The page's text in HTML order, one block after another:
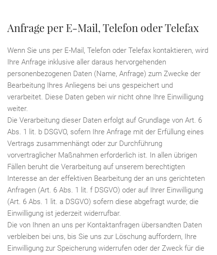
Anfrage per E-Mail, Telefon oder Telefax
Wenn Sie uns per E-Mail, Telefon oder Telefax kontaktieren, wird
Ihre Anfrage inklusive aller daraus hervorgehenden
personenbezogenen Daten (Name, Anfrage) zum Zwecke der
Bearbeitung Ihres Anliegens bei uns gespeichert und
verarbeitet. Diese Daten geben wir nicht ohne Ihre Einwilligung
weiter.
Die Verarbeitung dieser Daten erfolgt auf Grundlage von Art. 6
Abs. 1 lit. b DSGVO, sofern Ihre Anfrage mit der Erfüllung eines
Vertrags zusammenhängt oder zur Durchführung
vorvertraglicher Maßnahmen erforderlich ist. In allen übrigen
Fällen beruht die Verarbeitung auf unserem berechtigten
Interesse an der effektiven Bearbeitung der an uns gerichteten
Anfragen (Art. 6 Abs. 1 lit. f DSGVO) oder auf Ihrer Einwilligung
(Art. 6 Abs. 1 lit. a DSGVO) sofern diese abgefragt wurde; die
Einwilligung ist jederzeit widerrufbar.
Die von Ihnen an uns per Kontaktanfragen übersandten Daten
verbleiben bei uns, bis Sie uns zur Löschung auffordern, Ihre
Einwilligung zur Speicherung widerrufen oder der Zweck für die